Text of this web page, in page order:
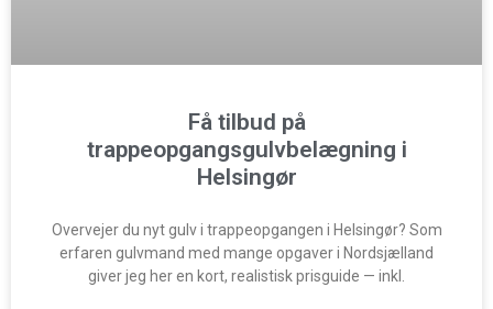
Få tilbud på
trappeopgangsgulvbelægning i
Helsingør
Overvejer du nyt gulv i trappeopgangen i Helsingør? Som
erfaren gulvmand med mange opgaver i Nordsjælland
giver jeg her en kort, realistisk prisguide — inkl.